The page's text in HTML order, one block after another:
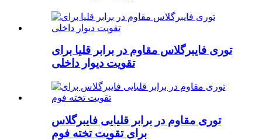
توری فایبرگلاس مقاوم در برابر قلیا برای
تقویت دیوار داخلی
توری مقاوم در برابر قلیایی فایبرگلاس
برای تقویت تخته فوم